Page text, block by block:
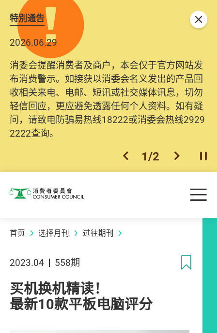
特別通告
2026.06.29
消委会提醒消费者及商户，本会仅于官方网站发
布消费警示。如接获以消委会名义发出的产品回
收相关来电、电邮、短讯或社交媒体讯息，切勿
轻信回应，更应避免透露任何个人资料。如有疑
问，请致电防骗易热线18222或消委会热线2929
2222查询。
上一个
1/2 下一个开
关闭
消费者委员会 目
首页 选择月刊 过往期刊
2023.04 558期
买机换机精读！
最新10款平板电脑评分